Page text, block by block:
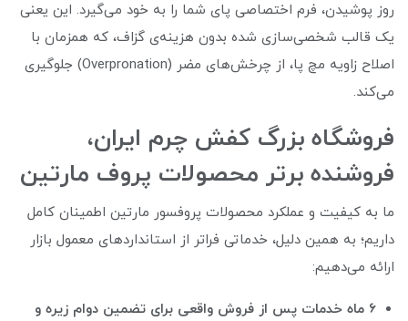
روز پوشیدن، فرم اختصاصی پای شما را به خود می‌گیرد. این یعنی
یک قالب شخصی‌سازی‌ شده بدون هزینه‌ی گزاف، که همزمان با
اصلاح زاویه مچ پا، از چرخش‌های مضر (Overpronation) جلوگیری
می‌کند.
فروشگاه بزرگ کفش چرم ایران،
فروشنده برتر محصولات پروف مارتین
ما به کیفیت و عملکرد محصولات پروفسور مارتین اطمینان کامل
داریم؛ به همین دلیل، خدماتی فراتر از استانداردهای معمول بازار
ارائه می‌دهیم:
۶ ماه خدمات پس از فروش واقعی برای تضمین دوام زیره و